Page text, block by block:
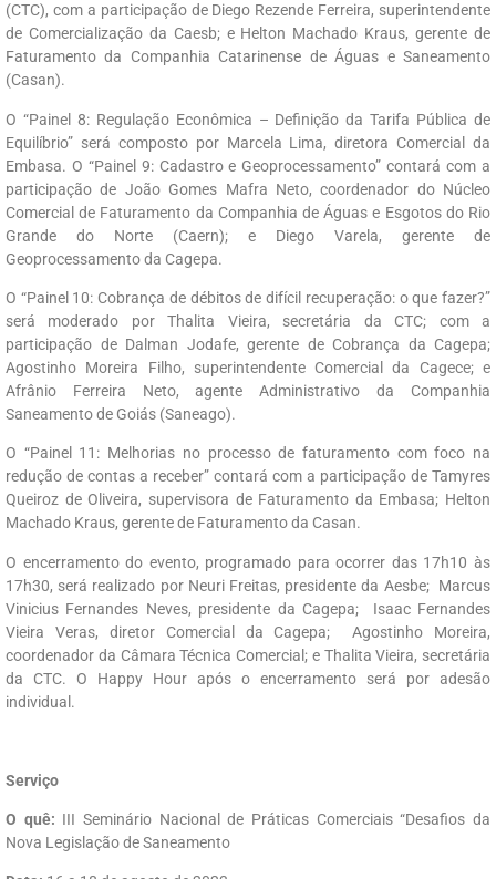
(CTC), com a participação de Diego Rezende Ferreira, superintendente
de Comercialização da Caesb; e Helton Machado Kraus, gerente de
Faturamento da Companhia Catarinense de Águas e Saneamento
(Casan).
O “Painel 8: Regulação Econômica – Definição da Tarifa Pública de
Equilíbrio” será composto por Marcela Lima, diretora Comercial da
Embasa. O “Painel 9: Cadastro e Geoprocessamento” contará com a
participação de João Gomes Mafra Neto, coordenador do Núcleo
Comercial de Faturamento da Companhia de Águas e Esgotos do Rio
Grande do Norte (Caern); e Diego Varela, gerente de
Geoprocessamento da Cagepa.
O “Painel 10: Cobrança de débitos de difícil recuperação: o que fazer?”
será moderado por Thalita Vieira, secretária da CTC; com a
participação de Dalman Jodafe, gerente de Cobrança da Cagepa;
Agostinho Moreira Filho, superintendente Comercial da Cagece; e
Afrânio Ferreira Neto, agente Administrativo da Companhia
Saneamento de Goiás (Saneago).
O “Painel 11: Melhorias no processo de faturamento com foco na
redução de contas a receber” contará com a participação de Tamyres
Queiroz de Oliveira, supervisora de Faturamento da Embasa; Helton
Machado Kraus, gerente de Faturamento da Casan.
O encerramento do evento, programado para ocorrer das 17h10 às
17h30, será realizado por Neuri Freitas, presidente da Aesbe; Marcus
Vinicius Fernandes Neves, presidente da Cagepa; Isaac Fernandes
Vieira Veras, diretor Comercial da Cagepa; Agostinho Moreira,
coordenador da Câmara Técnica Comercial; e Thalita Vieira, secretária
da CTC. O Happy Hour após o encerramento será por adesão
individual.
Serviço
O quê: III Seminário Nacional de Práticas Comerciais “Desafios da
Nova Legislação de Saneamento